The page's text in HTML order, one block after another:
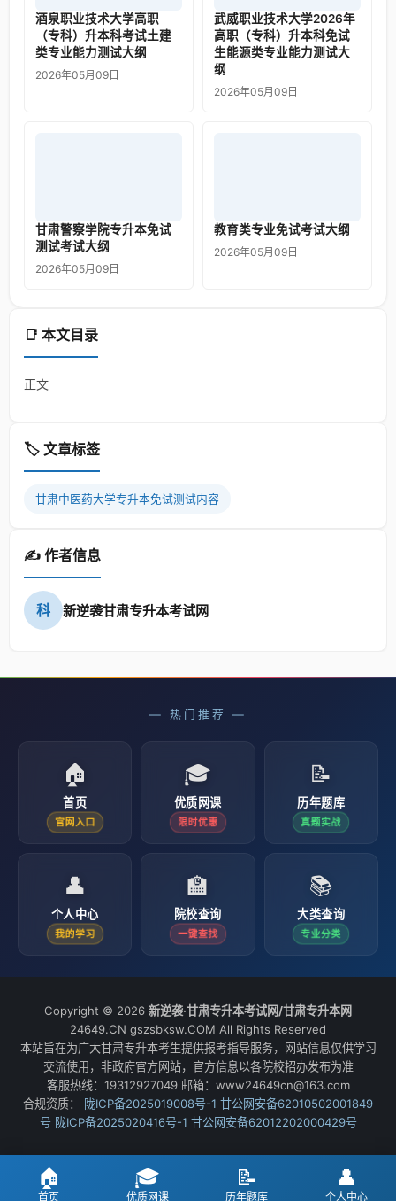
📑 本文目录
正文
🏷️ 文章标签
甘肃中医药大学专升本免试测试内容
✍️ 作者信息
科 新逆袭甘肃专升本考试网
酒泉职业技术大学高职
（专科）升本科考试土建
类专业能力测试大纲
2026年05月09日
武威职业技术大学2026年
高职（专科）升本科免试
生能源类专业能力测试大
纲
2026年05月09日
甘肃警察学院专升本免试
测试考试大纲
2026年05月09日
教育类专业免试考试大纲
2026年05月09日
— 热门推荐 —
🏠
首页
官网入口
🎓
优质网课
限时优惠
📝
历年题库
真题实战
👤
个人中心
我的学习
🏫
院校查询
一键查找
📚
大类查询
专业分类
Copyright © 2026 新逆袭·甘肃专升本考试网/甘肃专升本网
24649.CN gszsbksw.COM All Rights Reserved
本站旨在为广大甘肃专升本考生提供报考指导服务，网站信息仅供学习
交流使用，非政府官方网站，官方信息以各院校招办发布为准
客服热线：19312927049 邮箱：www24649cn@163.com
合规资质：
陇ICP备2025019008号-1 甘公网安备62010502001849
号 陇ICP备2025020416号-1 甘公网安备62012202000429号
🏠
首页
🎓
优质网课
📝
历年题库
👤
个人中心